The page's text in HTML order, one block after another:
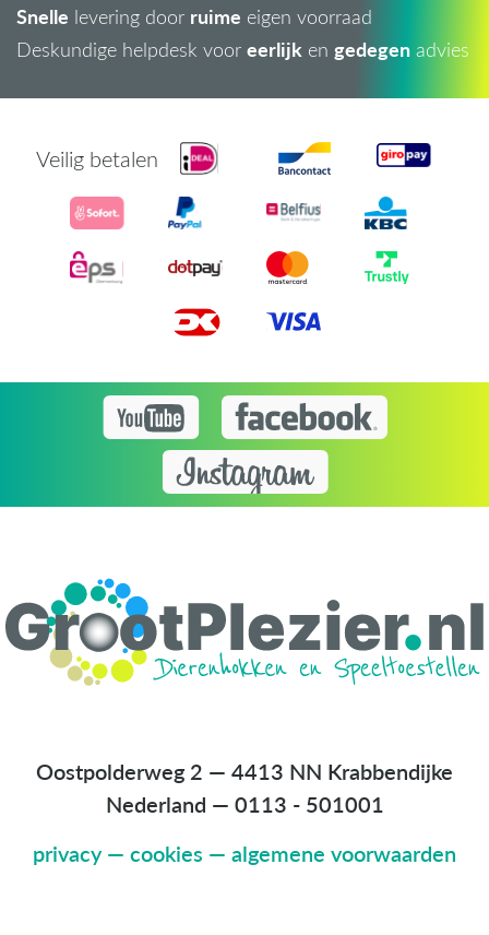
Snelle levering door ruime eigen voorraad
Deskundige helpdesk voor eerlijk en gedegen advies
Veilig betalen
Oostpolderweg 2 — 4413 NN Krabbendijke
Nederland — 0113 - 501001
privacy— cookies — algemene voorwaarden